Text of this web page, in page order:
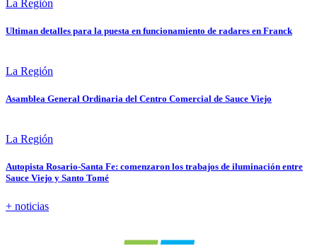
La Región
Ultiman detalles para la puesta en funcionamiento de radares en Franck
La Región
Asamblea General Ordinaria del Centro Comercial de Sauce Viejo
La Región
Autopista Rosario-Santa Fe: comenzaron los trabajos de iluminación entre
Sauce Viejo y Santo Tomé
+ noticias